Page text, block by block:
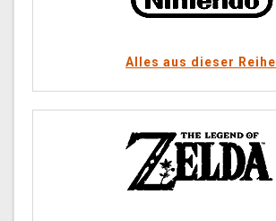
Alles aus dieser Reihe